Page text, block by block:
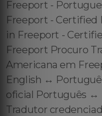
Freeport -
Freeport - Certified
in Freeport -
Freeport Procuro
Americana em
English ↔️
oficial Português ↔️
Tradutor